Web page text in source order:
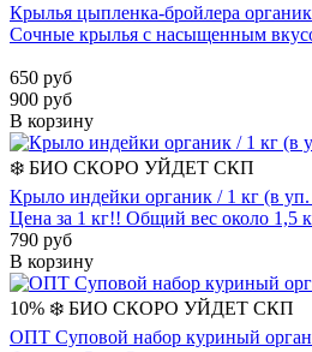
Крылья цыпленка-бройлера
Сочные крылья с насыщенным
650 руб
900 руб
В корзину
❄️ БИО СКОРО УЙДЕТ СКП
Крыло индейки органик / 1 кг (в уп.
Цена за 1 кг!! Общий вес около 1,5
790 руб
В корзину
10% ❄️ БИО СКОРО УЙДЕТ СКП
ОПТ Суповой набор куриный